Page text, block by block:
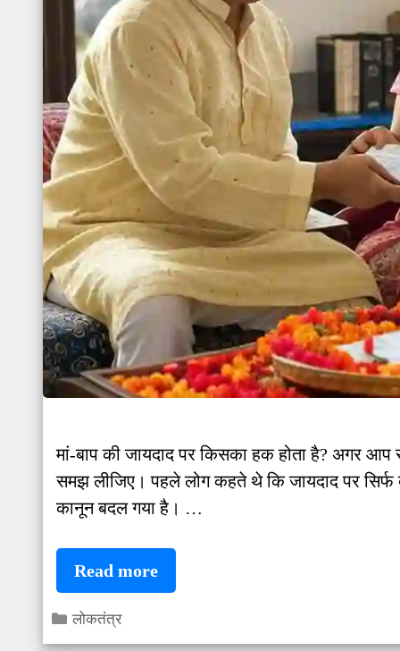
मां-बाप की जायदाद पर किसका हक होता है? अगर आप
समझ लीजिए। पहले लोग कहते थे कि जायदाद पर
कानून बदल गया है। …
Read moreहिंदू
कानून
Categories
लोकतंत्र